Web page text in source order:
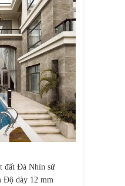
đất Đá Nhìn sứ
Độ dày 12 mm